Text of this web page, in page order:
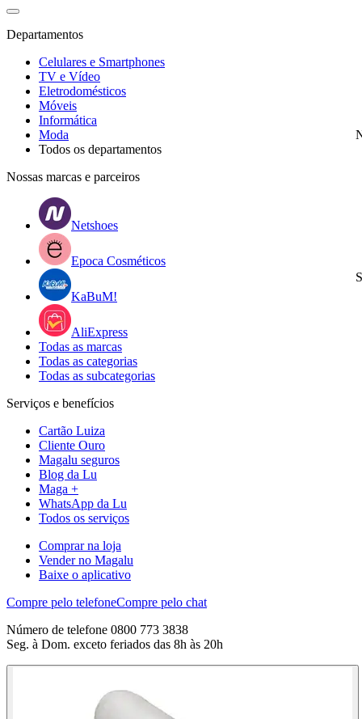
Departamentos
Celulares e Smartphones
TV e Vídeo
Eletrodomésticos
Móveis
Informática
Moda
Todos os departamentos
Nossas marcas e parceiros
Netshoes
Epoca Cosméticos
KaBuM!
AliExpress
Todas as marcas
Todas as categorias
Todas as subcategorias
Serviços e benefícios
Cartão Luiza
Cliente Ouro
Magalu seguros
Blog da Lu
Maga +
WhatsApp da Lu
Todos os serviços
Comprar na loja
Vender no Magalu
Baixe o aplicativo
Compre pelo telefoneCompre pelo chat
Número de telefone 0800 773 3838
Seg. à Dom. exceto feriados das 8h às 20h